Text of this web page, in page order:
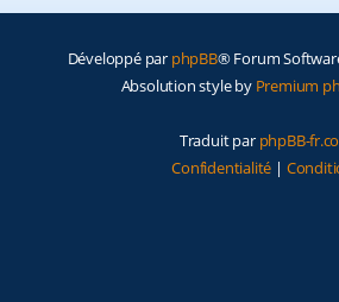
Développé par phpBB® Forum
Absolution style by Premium
Traduit par phpBB-
Confidentialité |